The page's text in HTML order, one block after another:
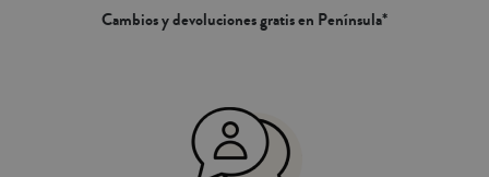
Cambios y devoluciones gratis en Península*